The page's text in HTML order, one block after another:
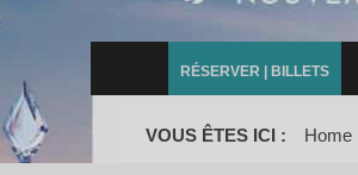
RÉSERVER | BILLETS
VOUS ÊTES ICI : Home